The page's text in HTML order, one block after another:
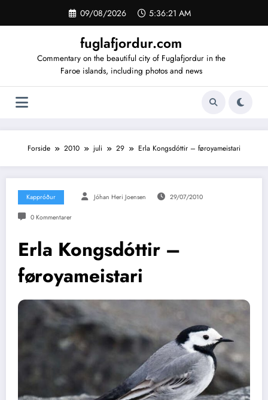
indhold
09/08/2026 5:36:22 AM
fuglafjordur.com
Commentary on the beautiful city of Fuglafjordur in the
Faroe islands, including photos and news
Forside 2010 juli 29 Erla Kongsdóttir – føroyameistari
Kappróður Jóhan Heri Joensen 29/07/2010
0 Kommentarer
Erla Kongsdóttir –
føroyameistari